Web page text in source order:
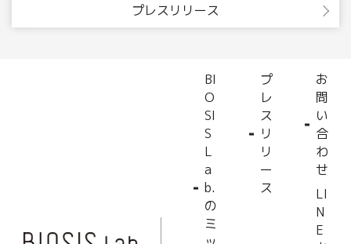
プレスリリース
BI
O
SI
S
L
a
b.
の
ミ
プ
レ
ス
リ
リ
ー
ス
お
問
い
合
わ
せ
LI
N
E